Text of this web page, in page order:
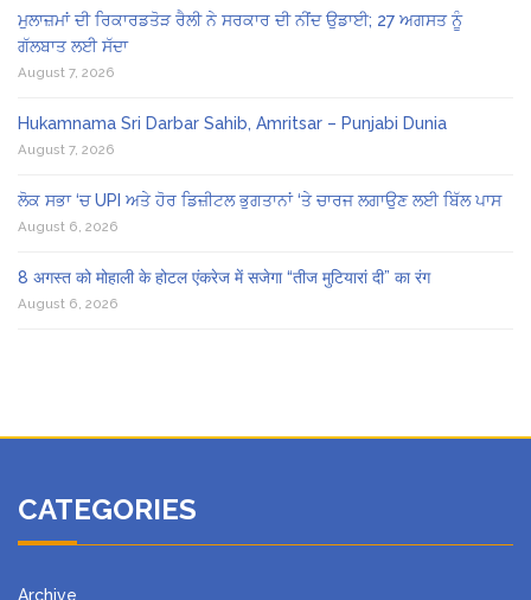
ਮੁਲਾਜ਼ਮਾਂ ਦੀ ਰਿਕਾਰਡਤੋੜ ਰੈਲੀ ਨੇ ਸਰਕਾਰ ਦੀ ਨੀਂਦ ਉਡਾਈ; 27 ਅਗਸਤ ਨੂੰ
ਗੱਲਬਾਤ ਲਈ ਸੱਦਾ
August 7, 2026
Hukamnama Sri Darbar Sahib, Amritsar – Punjabi Dunia
August 7, 2026
ਲੋਕ ਸਭਾ ‘ਚ UPI ਅਤੇ ਹੋਰ ਡਿਜ਼ੀਟਲ ਭੁਗਤਾਨਾਂ ‘ਤੇ ਚਾਰਜ ਲਗਾਉਣ ਲਈ ਬਿੱਲ ਪਾਸ
August 6, 2026
8 अगस्त को मोहाली के होटल एंकरेज में सजेगा “तीज मुटियारां दी” का रंग
August 6, 2026
CATEGORIES
Archive